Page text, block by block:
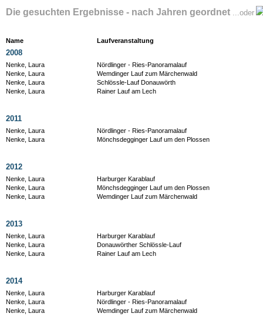
Die gesuchten Ergebnisse - nach Jahren geordnet ...oder
Name Laufveranstaltung
2008
Nenke, Laura
Nördlinger - Ries-Panoramalauf
Nenke, Laura
Wemdinger Lauf zum Märchenwald
Nenke, Laura
Schlössle-Lauf Donauwörth
Nenke, Laura
Rainer Lauf am Lech
2011
Nenke, Laura
Nördlinger - Ries-Panoramalauf
Nenke, Laura
Mönchsdegginger Lauf um den Plossen
2012
Nenke, Laura
Harburger Karablauf
Nenke, Laura
Mönchsdegginger Lauf um den Plossen
Nenke, Laura
Wemdinger Lauf zum Märchenwald
2013
Nenke, Laura
Harburger Karablauf
Nenke, Laura
Donauwörther Schlössle-Lauf
Nenke, Laura
Rainer Lauf am Lech
2014
Nenke, Laura
Harburger Karablauf
Nenke, Laura
Nördlinger - Ries-Panoramalauf
Nenke, Laura
Wemdinger Lauf zum Märchenwald